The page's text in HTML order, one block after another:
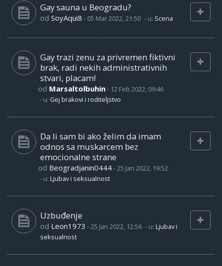
Gay sauna u Beogradu?
od SoyAqui8 - 05 Mar 2022, 21:50 - u: Scena
Gay trazi zenu za privremen fiktivni
brak, radi nekih administrativnih
stvari, placam!
od Marsaltolbuhin- 12 Feb 2022, 09:46
- u: Gej brakovi i roditeljstvo
Da li sam bi ako želim da imam
odnos sa muskarcem bez
emocionalne strane
od Beogradjanin0444-25 Jan 2022, 19:52
- u: Ljubav i seksualnost
Uzbuđenje
od Leon1973 -25 Jan 2022, 12:56 - u: Ljubav i
seksualnost